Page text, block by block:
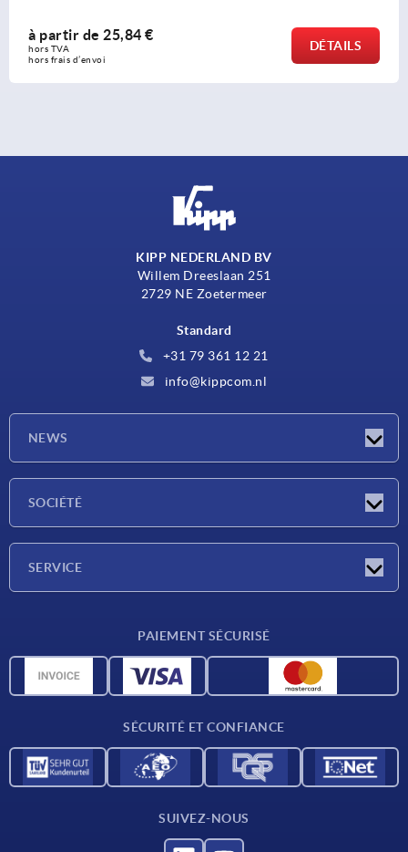
à partir de 25,84 €
hors TVA
hors frais d’envoi
DÉTAILS
KIPP NEDERLAND BV
Willem Dreeslaan 251
2729 NE Zoetermeer
Standard
+31 79 361 12 21
info@kippcom.nl
NEWS
SOCIÉTÉ
SERVICE
Données CAO
PAIEMENT SÉCURISÉ
SÉCURITÉ ET CONFIANCE
SUIVEZ-NOUS